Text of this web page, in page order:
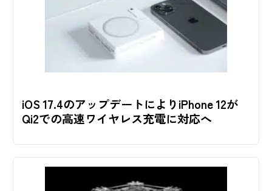
iOS 17.4のアップデートによりiPhone 12が
Qi2での高速ワイヤレス充電に対応へ